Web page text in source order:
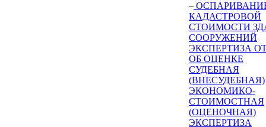
–
КАДАСТРОВОЙ
СТОИМОСТИ
СООРУЖЕНИЙ
ЭКСПЕРТИЗА
ОБ ОЦЕНКЕ
СУДЕБНАЯ
(ВНЕСУДЕБНАЯ)
ЭКОНОМИКО-
СТОИМОСТНАЯ
(ОЦЕНОЧНАЯ)
ЭКСПЕРТИЗА